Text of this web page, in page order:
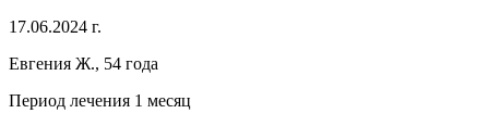
17.06.2024 г.
Евгения Ж., 54 года
Период лечения 1 месяц